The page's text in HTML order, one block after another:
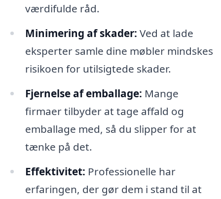
værdifulde råd.
Minimering af skader: Ved at lade
eksperter samle dine møbler mindskes
risikoen for utilsigtede skader.
Fjernelse af emballage: Mange
firmaer tilbyder at tage affald og
emballage med, så du slipper for at
tænke på det.
Effektivitet: Professionelle har
erfaringen, der gør dem i stand til at